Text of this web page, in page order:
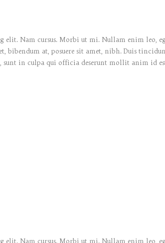
Nam cursus. Morbi ut mi. Nullam enim leo,
bibendum at, posuere sit amet, nibh. Duis
sunt in culpa qui officia deserunt mollit anim id
Nam cursus. Morbi ut mi. Nullam enim leo,